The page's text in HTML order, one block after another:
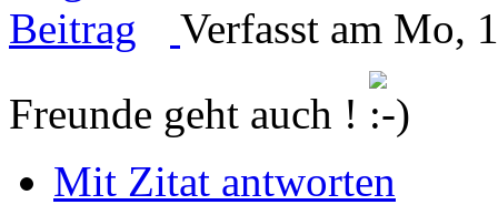
Verfasst am Mo,
Freunde geht auch !
Mit Zitat antworten